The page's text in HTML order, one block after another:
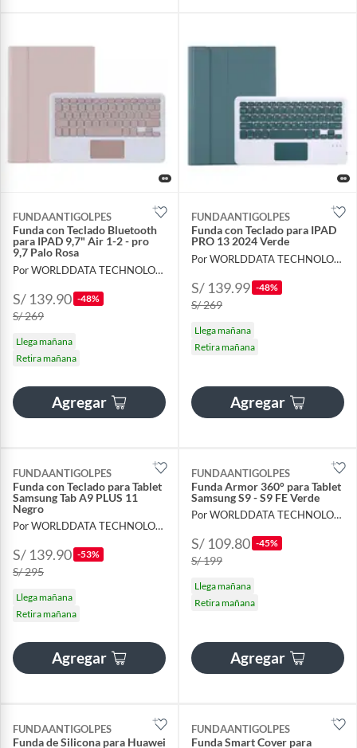
FUNDAANTIGOLPES
Funda con Teclado Bluetooth
para IPAD 9,7" Air 1-2 - pro
9,7 Palo Rosa
Por WORLDDATA TECHNOLOGY S.A.C
S/ 139.90 -48%
S/ 269
Llega mañana
Retira mañana
Agregar
FUNDAANTIGOLPES
Funda con Teclado para IPAD
PRO 13 2024 Verde
Por WORLDDATA TECHNOLOGY S.A.C
S/ 139.99 -48%
S/ 269
Llega mañana
Retira mañana
Agregar
FUNDAANTIGOLPES
Funda con Teclado para Tablet
Samsung Tab A9 PLUS 11
Negro
Por WORLDDATA TECHNOLOGY S.A.C
S/ 139.90 -53%
S/ 295
Llega mañana
Retira mañana
Agregar
FUNDAANTIGOLPES
Funda Armor 360° para Tablet
Samsung S9 - S9 FE Verde
Por WORLDDATA TECHNOLOGY S.A.C
S/ 109.80 -45%
S/ 199
Llega mañana
Retira mañana
Agregar
FUNDAANTIGOLPES
Funda de Silicona para Huawei
FUNDAANTIGOLPES
Funda Smart Cover para